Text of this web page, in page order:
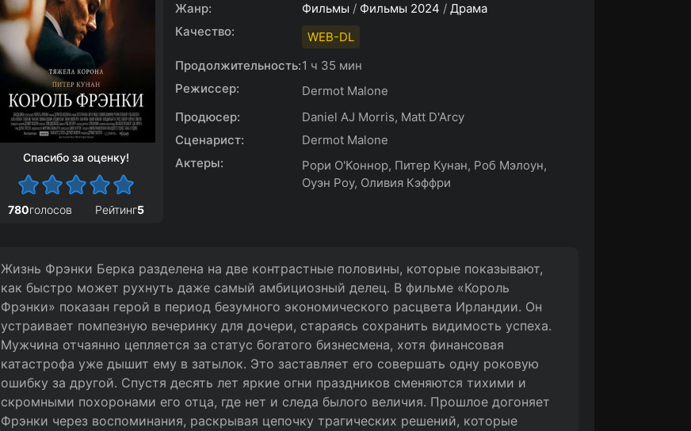
Спасибо за оценку!
780голосов Рейтинг5
Жанр:
Фильмы / Фильмы 2024 / Драма
Качество:
WEB-DL
Продолжительность:1 ч 35 мин
Режиссер:
Dermot Malone
Продюсер:
Daniel AJ Morris, Matt D'Arcy
Сценарист:
Dermot Malone
Актеры:
Рори О'Коннор, Питер Кунан, Роб Мэлоун,
Оуэн Роу, Оливия Кэффри
Жизнь Фрэнки Берка разделена на две контрастные половины, которые показывают,
как быстро может рухнуть даже самый амбициозный делец. В фильме «Король
Фрэнки» показан герой в период безумного экономического расцвета Ирландии. Он
устраивает помпезную вечеринку для дочери, стараясь сохранить видимость успеха.
Мужчина отчаянно цепляется за статус богатого бизнесмена, хотя финансовая
катастрофа уже дышит ему в затылок. Это заставляет его совершать одну роковую
ошибку за другой. Спустя десять лет яркие огни праздников сменяются тихими и
скромными похоронами его отца, где нет и следа былого величия. Прошлое догоняет
Фрэнки через воспоминания, раскрывая цепочку трагических решений, которые